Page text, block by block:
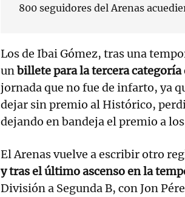
800 seguidores del Arenas
Los de Ibai Gómez, tras una
unbillete para la tercera
jornada que no fue de infarto, ya
dejar sin premio al Histórico,
dejando en bandeja el premio a
El Arenas vuelve a escribir otro
y tras el último ascenso en la
División a Segunda B, con Jon